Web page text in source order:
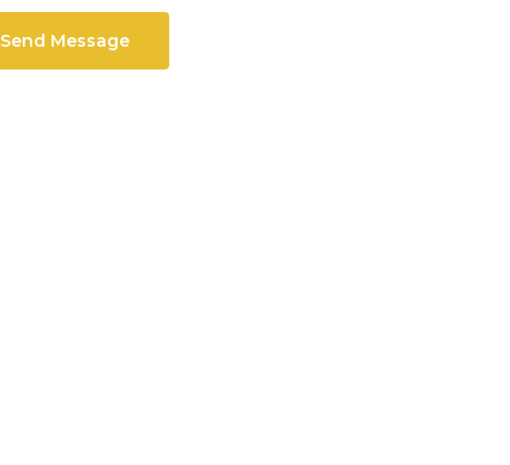
Send Message